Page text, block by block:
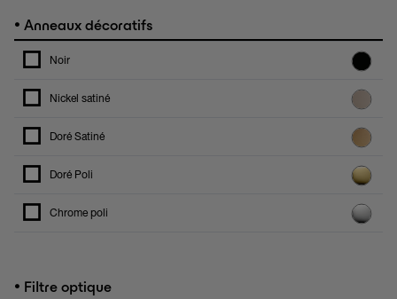
• Anneaux décoratifs
Noir
Nickel satiné
Doré Satiné
Doré Poli
Chrome poli
• Filtre optique